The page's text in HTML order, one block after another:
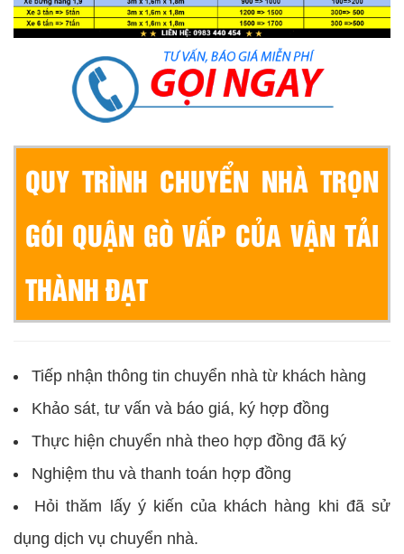
QUY TRÌNH CHUYỂN NHÀ TRỌN
GÓI QUẬN GÒ VẤP CỦA VẬN TẢI
THÀNH ĐẠT
Tiếp nhận thông tin chuyển nhà từ khách hàng
Khảo sát, tư vấn và báo giá, ký hợp đồng
Thực hiện chuyển nhà theo hợp đồng đã ký
Nghiệm thu và thanh toán hợp đồng
Hỏi thăm lấy ý kiến của khách hàng khi đã sử
dụng dịch vụ chuyển nhà.